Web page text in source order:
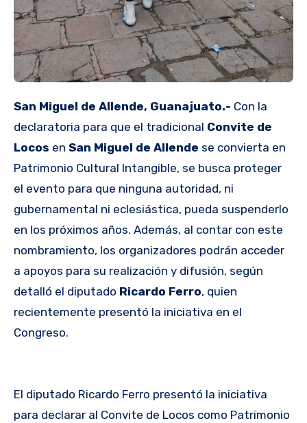
San Miguel de Allende, Guanajuato.- Con la
declaratoria para que el tradicional Convite de
Locos en San Miguel de Allende se convierta en
Patrimonio Cultural Intangible, se busca proteger
el evento para que ninguna autoridad, ni
gubernamental ni eclesiástica, pueda suspenderlo
en los próximos años. Además, al contar con este
nombramiento, los organizadores podrán acceder
a apoyos para su realización y difusión, según
detalló el diputado Ricardo Ferro, quien
recientemente presentó la iniciativa en el
Congreso.
El diputado Ricardo Ferro presentó la iniciativa
para declarar al Convite de Locos como Patrimonio